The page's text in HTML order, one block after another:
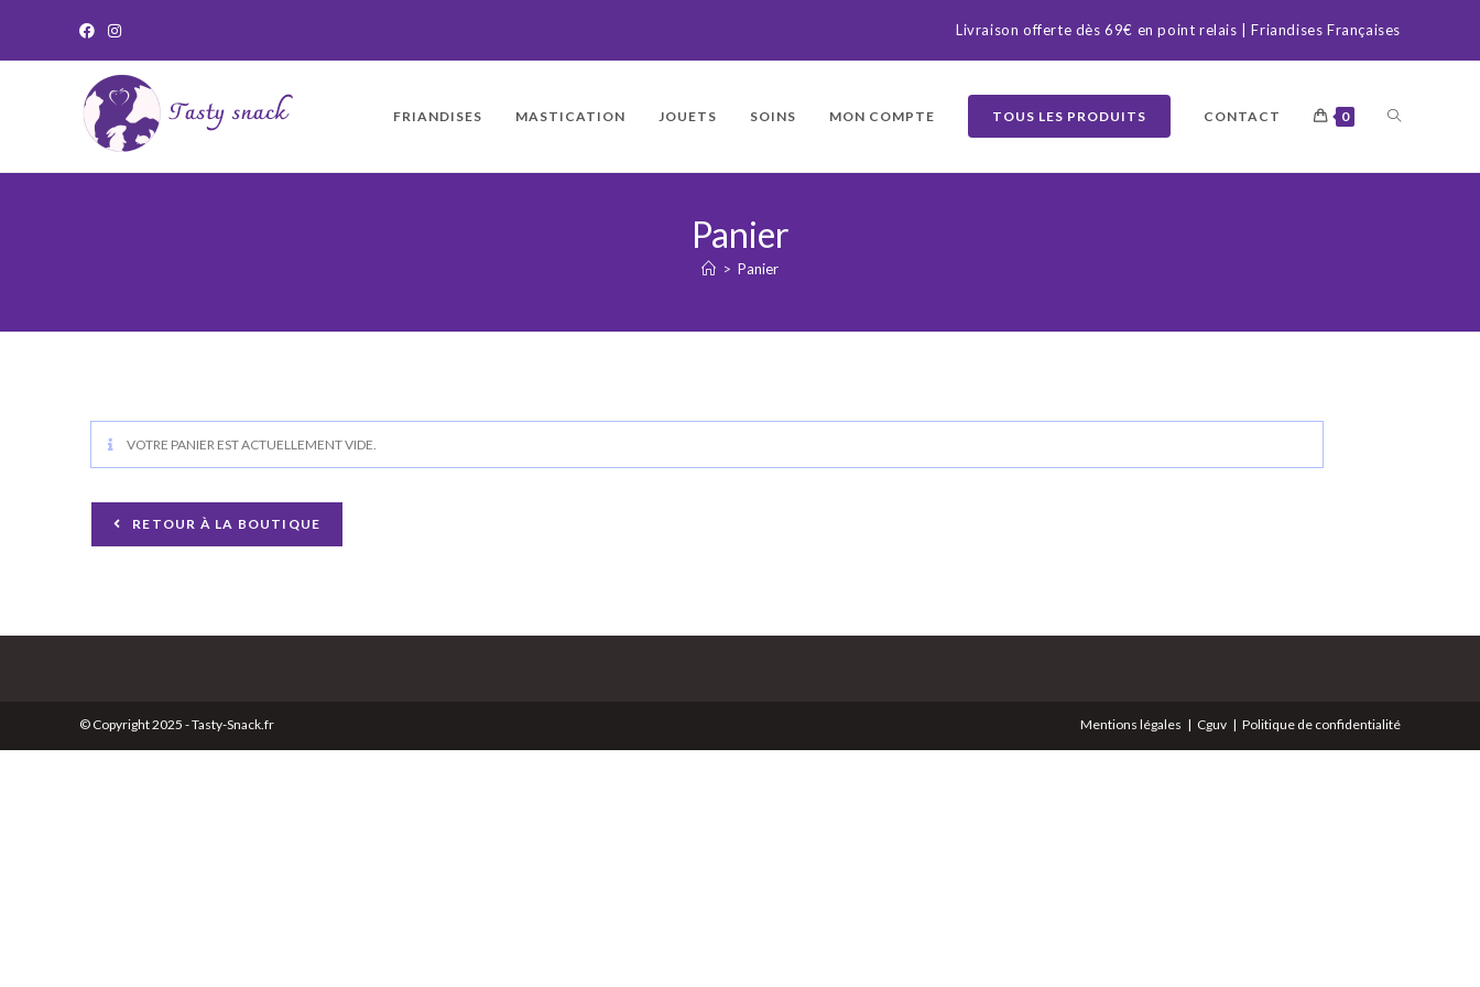
Livraison offerte dès 69€ en point relais | Friandises Françaises
FRIANDISES MASTICATION JOUETS SOINS MON COMPTE TOUS LES PRODUITS CONTACT 0
Panier
> Panier
VOTRE PANIER EST ACTUELLEMENT VIDE.
RETOUR À LA BOUTIQUE
Mentions légales Cguv Politique de confidentialité
© Copyright 2025 - Tasty-Snack.fr